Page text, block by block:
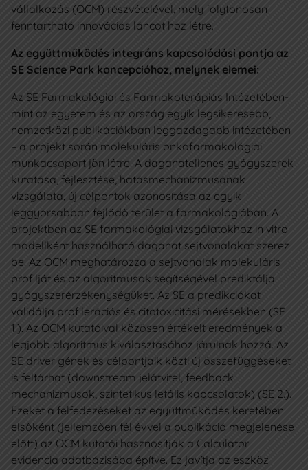
vállalkozás (OCM) részvételével, mely folytonosan
fenntartható innovációs láncot hoz létre.
Az együttműködés integráns kapcsolódási pontja az
SE Science Park koncepcióhoz, melynek elemei:
Az SE Farmakológiai és Farmakoterápiás Intézetében-
mint az egyetem és az ország egyik legsikeresebb,
nemzetközi publikációkban leggazdagabb intézetében
– a projekt során molekuláris onkofarmakológiai
munkacsoport jön létre. A daganatellenes gyógyszerek
kutatása, fejlesztése, hatásmechanizmusának
vizsgálata, új célpontok azonosítása az egyik
leggyorsabban fejlődő terület a farmakológiában. A
projektben az SE farmakológiai vizsgálatokhoz in vitro
modellként használható daganat sejtvonalakat szerez
be. Az OCM meghatározza a sejtvonalak molekuláris
profilját és az algoritmusok segítségével prediktálja
gyógyszerérzékenységüket. Az SE a predikciókat
validálja profilerációs és citotoxicitási mérésekben (SE
1.). Az OCM kutatóival közösen értékelt eredmények a
legjobb algoritmus kiválasztásához járulnak hozzá. Az
SE driver gének és célpontjaik közti új összefüggéseket
is feltárhat (downstream jelátvitel, feedback
mechanizmusok, szintetikus letális kapcsolatok) (SE 2.).
Ezeket a felfedezéseket az együttműködés keretében
elsőként (jellemzően fél évvel a publikáció megjelenése
előtt) az OCM kutatói hasznosítják a Calculator
evidencia adatbázisába építve. Ez javítja az eszköz